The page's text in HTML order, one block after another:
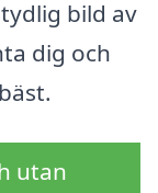
bild av
dig och
utan